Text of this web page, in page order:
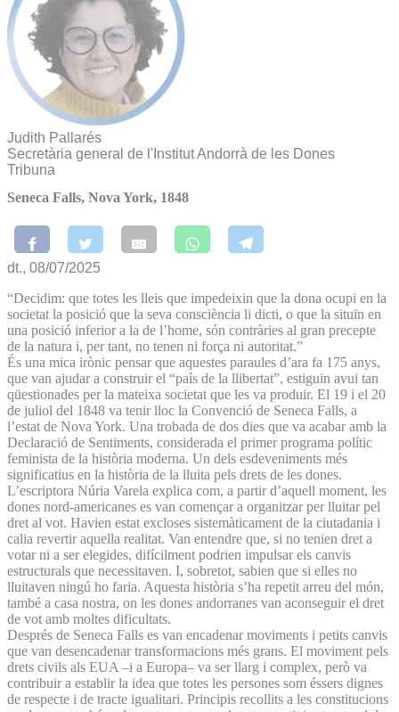
Judith Pallarés
Secretària general de l'Institut Andorrà de les Dones
Tribuna
Seneca Falls, Nova York, 1848
dt., 08/07/2025
“Decidim: que totes les lleis que impedeixin que la dona ocupi en la
societat la posició que la seva consciència li dicti, o que la situïn en
una posició inferior a la de l’home, són contràries al gran precepte
de la natura i, per tant, no tenen ni força ni autoritat.”
És una mica irònic pensar que aquestes paraules d’ara fa 175 anys,
que van ajudar a construir el “país de la llibertat”, estiguin avui tan
qüestionades per la mateixa societat que les va produir. El 19 i el 20
de juliol del 1848 va tenir lloc la Convenció de Seneca Falls, a
l’estat de Nova York. Una trobada de dos dies que va acabar amb la
Declaració de Sentiments, considerada el primer programa polític
feminista de la història moderna. Un dels esdeveniments més
significatius en la història de la lluita pels drets de les dones.
L’escriptora Núria Varela explica com, a partir d’aquell moment, les
dones nord-americanes es van començar a organitzar per lluitar pel
dret al vot. Havien estat excloses sistemàticament de la ciutadania i
calia revertir aquella realitat. Van entendre que, si no tenien dret a
votar ni a ser elegides, difícilment podrien impulsar els canvis
estructurals que necessitaven. I, sobretot, sabien que si elles no
lluitaven ningú ho faria. Aquesta història s’ha repetit arreu del món,
també a casa nostra, on les dones andorranes van aconseguir el dret
de vot amb moltes dificultats.
Després de Seneca Falls es van encadenar moviments i petits canvis
que van desencadenar transformacions més grans. El moviment pels
drets civils als EUA ‒i a Europa‒ va ser llarg i complex, però va
contribuir a establir la idea que totes les persones som éssers dignes
de respecte i de tracte igualitari. Principis recollits a les constitucions